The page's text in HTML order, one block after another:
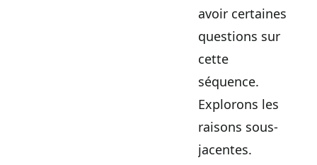
avoir certaines
questions sur
cette
séquence.
Explorons les
raisons sous-
jacentes.